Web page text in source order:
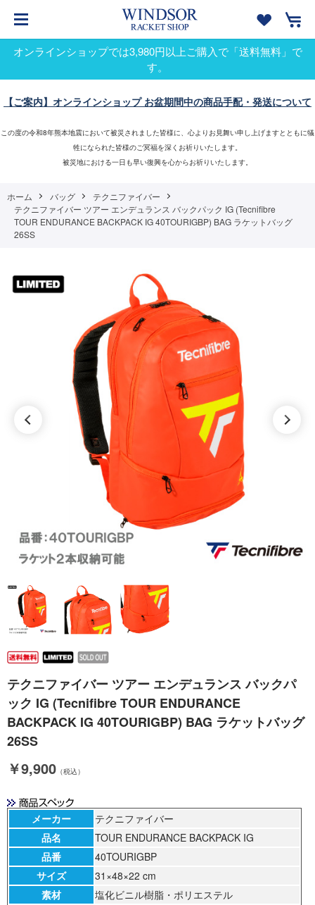
オンラインショップでは3,980円以上ご購入で「送料無料」で
す。
【ご案内】オンラインショップ お盆期間中の商品手配・発送について
この度の令和8年熊本地震において被災されました皆様に、心よりお見舞い申し上げますとともに犠
牲になられた皆様のご冥福を深くお祈りいたします。
被災地における一日も早い復興を心からお祈りいたします。
ホーム バッグ
テクニファイバー
テクニファイバー ツアー エンデュランス バックパック IG (Tecnifibre
TOUR ENDURANCE BACKPACK IG 40TOURIGBP) BAG ラケットバッグ
26SS
テクニファイバー ツアー エンデュランス バックパ
ック IG (Tecnifibre TOUR ENDURANCE
BACKPACK IG 40TOURIGBP) BAG ラケットバッグ
26SS
￥9,900 （税込）
メーカー
テクニファイバー
品名
TOUR ENDURANCE BACKPACK IG
品番
40TOURIGBP
サイズ
31×48×22 cm
素材
塩化ビニル樹脂・ポリエステル